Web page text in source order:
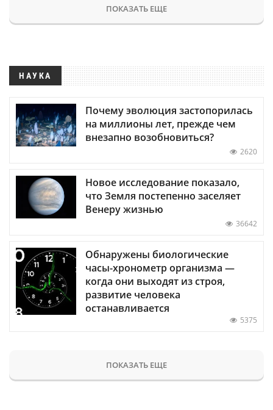
ПОКАЗАТЬ ЕЩЕ
НАУКА
Почему эволюция застопорилась
на миллионы лет, прежде чем
внезапно возобновиться?
2620
Новое исследование показало,
что Земля постепенно заселяет
Венеру жизнью
36642
Обнаружены биологические
часы-хронометр организма —
когда они выходят из строя,
развитие человека
останавливается
5375
ПОКАЗАТЬ ЕЩЕ